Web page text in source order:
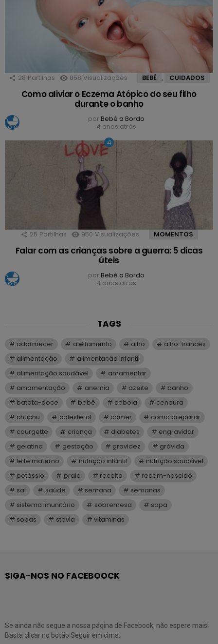
28 Partilhas 858 Visualizações BEBÉ CUIDADOS
Como aliviar o Eczema Atópico do seu filho
durante o banho
por Bebé a Bordo
4 anos atrás
25 Partilhas 950 Visualizações MOMENTOS
Falar com as crianças sobre a guerra: 5 dicas
úteis
por Bebé a Bordo
4 anos atrás
TAGS
adormecer aleitamento alho
alho-francês
alimentação
alimentação infantil
alimentação saudável
amamentar
amamentação
anemia azeite
banho
batata-doce
bebé cebola
cenoura
chuchu
colesterol comer
como preparar
courgette
criança diabetes
engravidar
gelatina
gestação gravidez
grávida
leite materno
nutrição infantil
nutrição saudável
potássio
praia receita
recem-nascido
sal
saúde semana
semanas
sistema imunitário
sobremesa
sopa
sopas
stevia vitaminas
SIGA-NOS NO FACEBOOCK
Se ainda não segue a nossa página de Facebook, não espere mais!
Basta clicar no botão Seguir em cima.